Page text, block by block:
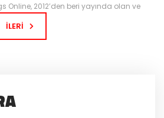
Online, 2012’den beri yayında olan ve
tanesi. Görsellik olarak tabii ki 2012’deki
da, Yüzüklerin Efendisi dünyasını bu
İLERI